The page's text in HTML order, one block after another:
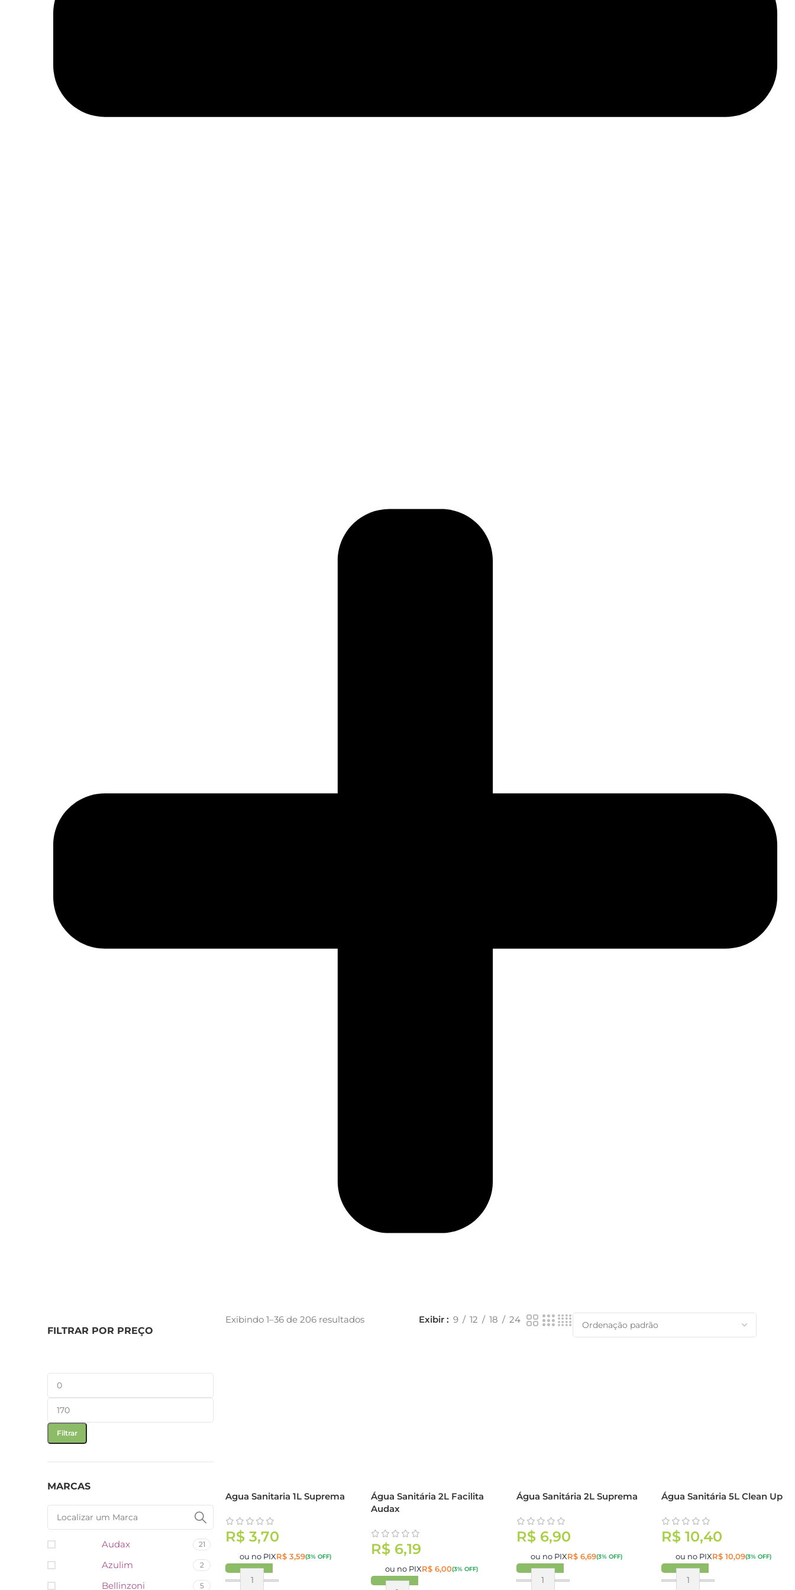
FILTRAR POR PREÇO
Filtrar
MARCAS
Audax 21
Azulim 2
Bellinzoni 5
Exibindo 1–36 de 206 resultados Exibir 9 12 18 24
Agua Sanitaria 1L Suprema
R$ 3,70
ou no PIXR$ 3,59(3% OFF)
Comprar
Água Sanitária 2L Facilita
Audax
R$6,19
ou no PIXR$6,00(3% OFF)
Água Sanitária 2L Suprema
R$6,90
ou no PIXR$6,69(3% OFF)
Comprar
Água Sanitária 5L Clean Up
R$ 10,40
ou no PIXR$ 10,09(3% OFF)
Comprar